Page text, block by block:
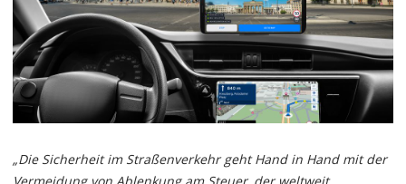
„Die Sicherheit im Straßenverkehr geht Hand in Hand mit der